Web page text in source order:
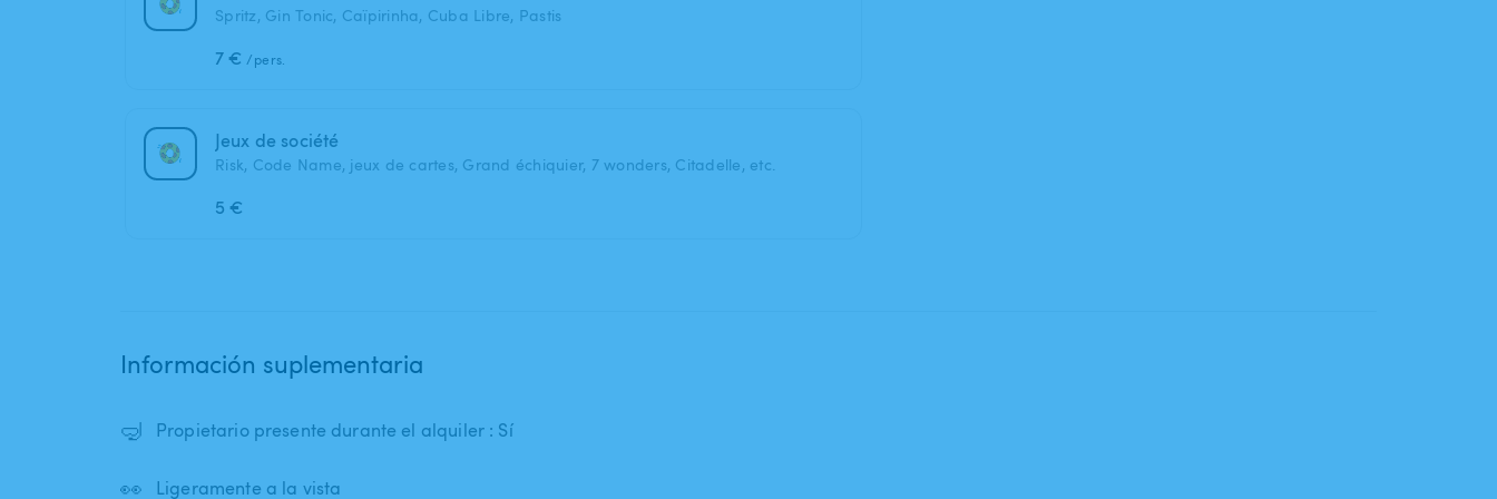
Spritz, Gin Tonic, Caïpirinha, Cuba Libre, Pastis
7 € /pers.
Jeux de société
Risk, Code Name, jeux de cartes, Grand échiquier, 7 wonders, Citadelle, etc.
5 €
Información suplementaria
🤿 Propietario presente durante el alquiler : Sí
👀 Ligeramente a la vista